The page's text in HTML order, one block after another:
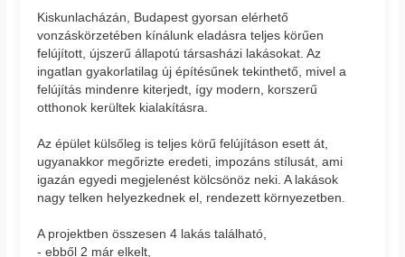
Kiskunlacházán, Budapest gyorsan elérhető
vonzáskörzetében kínálunk eladásra teljes körűen
felújított, újszerű állapotú társasházi lakásokat. Az
ingatlan gyakorlatilag új építésűnek tekinthető, mivel a
felújítás mindenre kiterjedt, így modern, korszerű
otthonok kerültek kialakításra.
Az épület külsőleg is teljes körű felújításon esett át,
ugyanakkor megőrizte eredeti, impozáns stílusát, ami
igazán egyedi megjelenést kölcsönöz neki. A lakások
nagy telken helyezkednek el, rendezett környezetben.
A projektben összesen 4 lakás található,
- ebből 2 már elkelt,